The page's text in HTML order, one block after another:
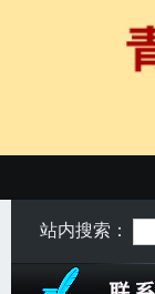
站内搜索：